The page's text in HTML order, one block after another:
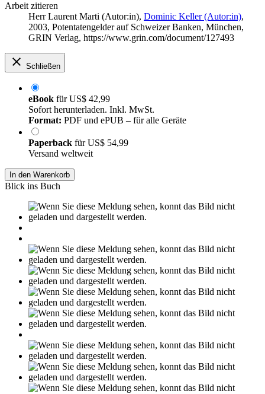
Arbeit zitieren
Herr Laurent Marti (Autor:in), Dominic Keller (Autor:in),
2003, Potentatengelder auf Schweizer Banken, München,
GRIN Verlag, https://www.grin.com/document/127493
Schließen
eBook fürUS$ 42,99
Sofort herunterladen. Inkl. MwSt.
Format: PDF und ePUB – für alle Geräte
Paperback fürUS$ 54,99
Versand weltweit
In den Warenkorb
Blick ins Buch